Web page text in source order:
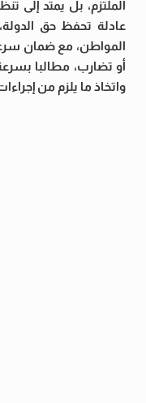
الملتزم، بل يمتد إلى
عادلة تحفظ حق
المواطن، مع ضمان
أو تضارب، مطالبا
واتخاذ ما يلزم من